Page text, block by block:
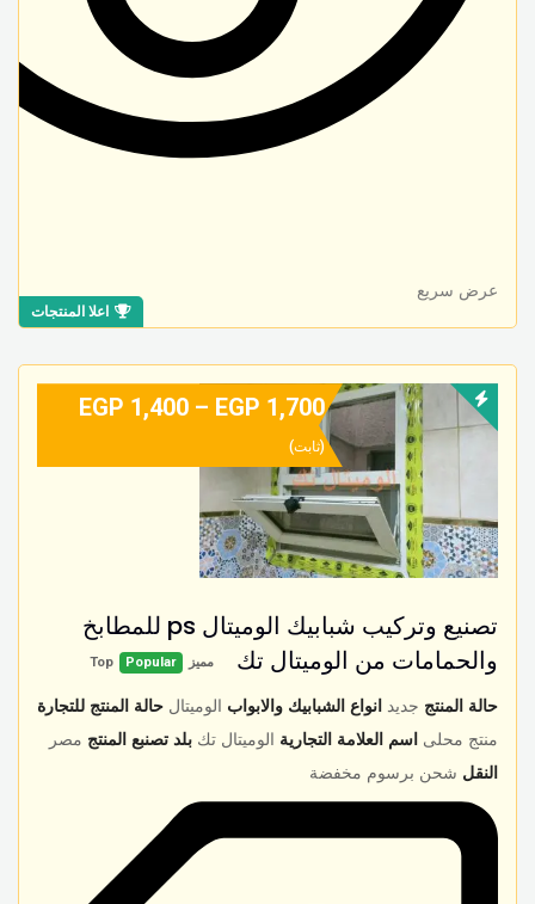
عرض سريع
اعلا المنتجات
تصنيع وتركيب شبابيك الوميتال ps للمطابخ
والحمامات من الوميتال تك
مميز Popular
Top
حالة المنتج جديد انواع الشبابيك والابواب الوميتال حالة المنتج للتجارة
منتج محلى اسم العلامة التجارية الوميتال تك بلد تصنبع المنتج مصر
النقل شحن برسوم مخفضة
EGP 1,400 – EGP 1,700
(ثابت)